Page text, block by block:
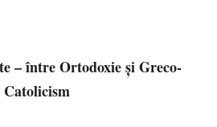
– între Ortodoxie și Greco-
Catolicism